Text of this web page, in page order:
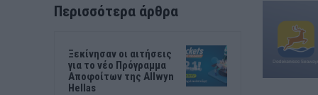
Περισσότερα άρθρα
Ξεκίνησαν οι αιτήσεις
για το νέο Πρόγραμμα
Αποφοίτων της Allwyn
Hellas